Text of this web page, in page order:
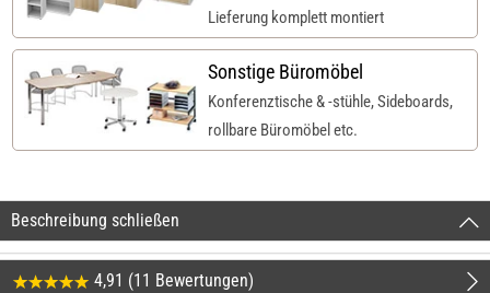
Lieferung komplett montiert
Sonstige Büromöbel
Konferenztische & -stühle, Sideboards,
rollbare Büromöbel etc.
Beschreibung schließen
4,91 (11 Bewertungen)